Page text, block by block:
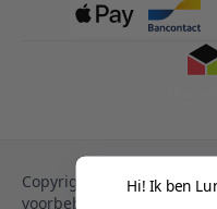
Copyright © 2013-heden
voorbehouden.
Hi! Ik ben